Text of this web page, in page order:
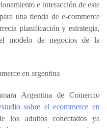
e interacción de este
una tienda de e-commerce
planificación y estrategia,
modelo de negocios de la
Argentina de Comercio
sobre el ecommerce en
los adultos conectados ya